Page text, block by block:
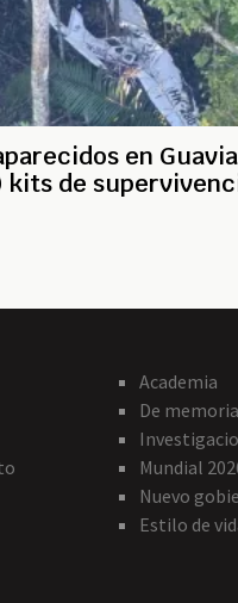
en
kits de
Academia
De memoria
Mundial
Nuevo
Estilo de